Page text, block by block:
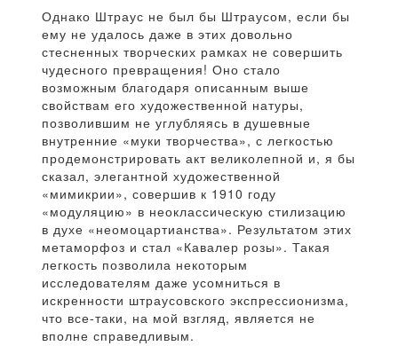
Однако Штраус не был бы Штраусом, если бы
ему не удалось даже в этих довольно
стесненных творческих рамках не совершить
чудесного превращения! Оно стало
возможным благодаря описанным выше
свойствам его художественной натуры,
позволившим не углубляясь в душевные
внутренние «муки творчества», с легкостью
продемонстрировать акт великолепной и, я бы
сказал, элегантной художественной
«мимикрии», совершив к 1910 году
«модуляцию» в неоклассическую стилизацию
в духе «неомоцартианства». Результатом этих
метаморфоз и стал «Кавалер розы». Такая
легкость позволила некоторым
исследователям даже усомниться в
искренности штраусовского экспрессионизма,
что все-таки, на мой взгляд, является не
вполне справедливым.